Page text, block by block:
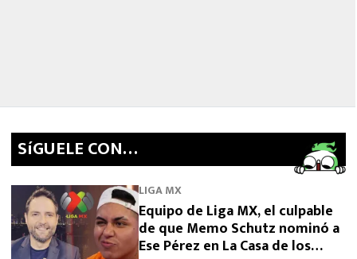
SíGUELE CON…
LIGA MX
Equipo de Liga MX, el culpable
de que Memo Schutz nominó a
Ese Pérez en La Casa de los